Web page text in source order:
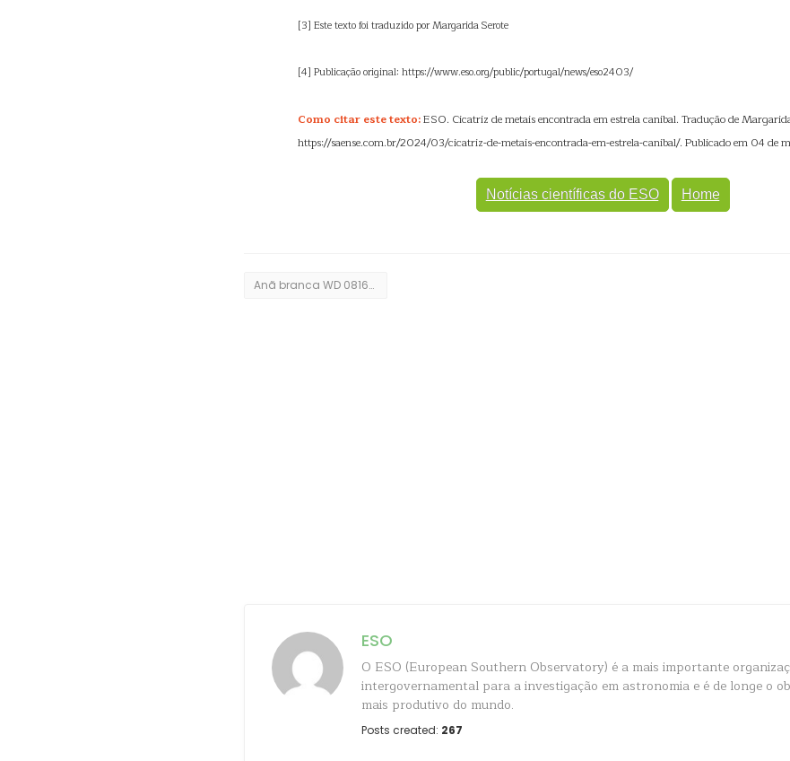
[3] Este texto foi traduzido por Margarida Serote
[4] Publicação original: https://www.eso.org/public/portugal/news/eso2403/
Como citar este texto:ESO. Cicatriz de metais encontrada em estrela canibal. Tradução de
https://saense.com.br/2024/03/cicatriz-de-metais-encontrada-em-estrela-canibal/. Publicado em 04 de
Notícias científicas do ESO Home
Anã branca WD 0816-310
ESO
O ESO (European Southern Observatory) é a mais importante
intergovernamental para a investigação em astronomia e é de longe o
mais produtivo do mundo.
Posts created: 267